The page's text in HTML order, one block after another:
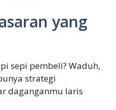
yang
sepi pembeli? Waduh,
strategi
daganganmu laris